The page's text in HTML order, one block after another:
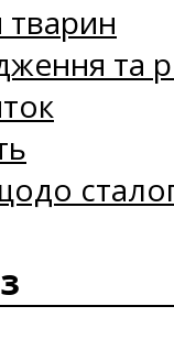
та